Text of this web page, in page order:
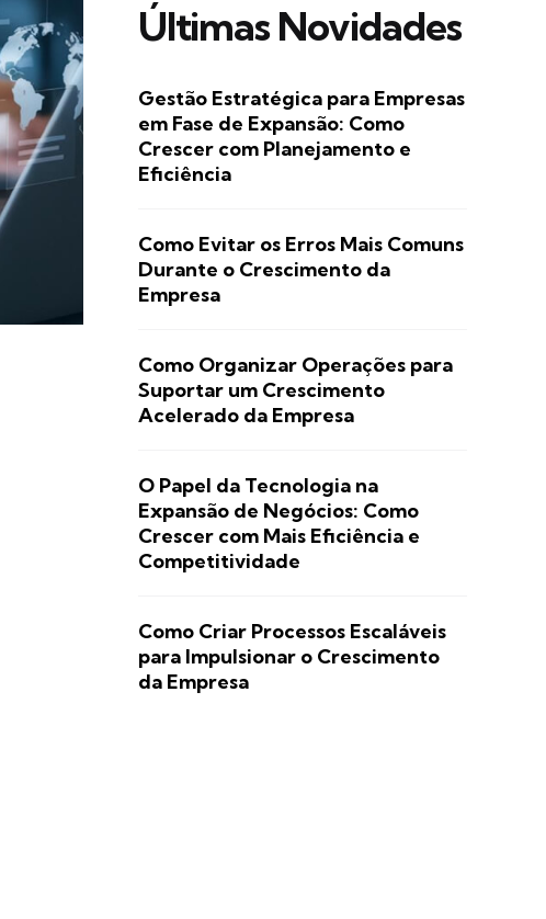
Últimas Novidades
Gestão Estratégica para Empresas
em Fase de Expansão: Como
Crescer com Planejamento e
Eficiência
Como Evitar os Erros Mais Comuns
Durante o Crescimento da
Empresa
Como Organizar Operações para
Suportar um Crescimento
Acelerado da Empresa
O Papel da Tecnologia na
Expansão de Negócios: Como
Crescer com Mais Eficiência e
Competitividade
Como Criar Processos Escaláveis
para Impulsionar o Crescimento
da Empresa